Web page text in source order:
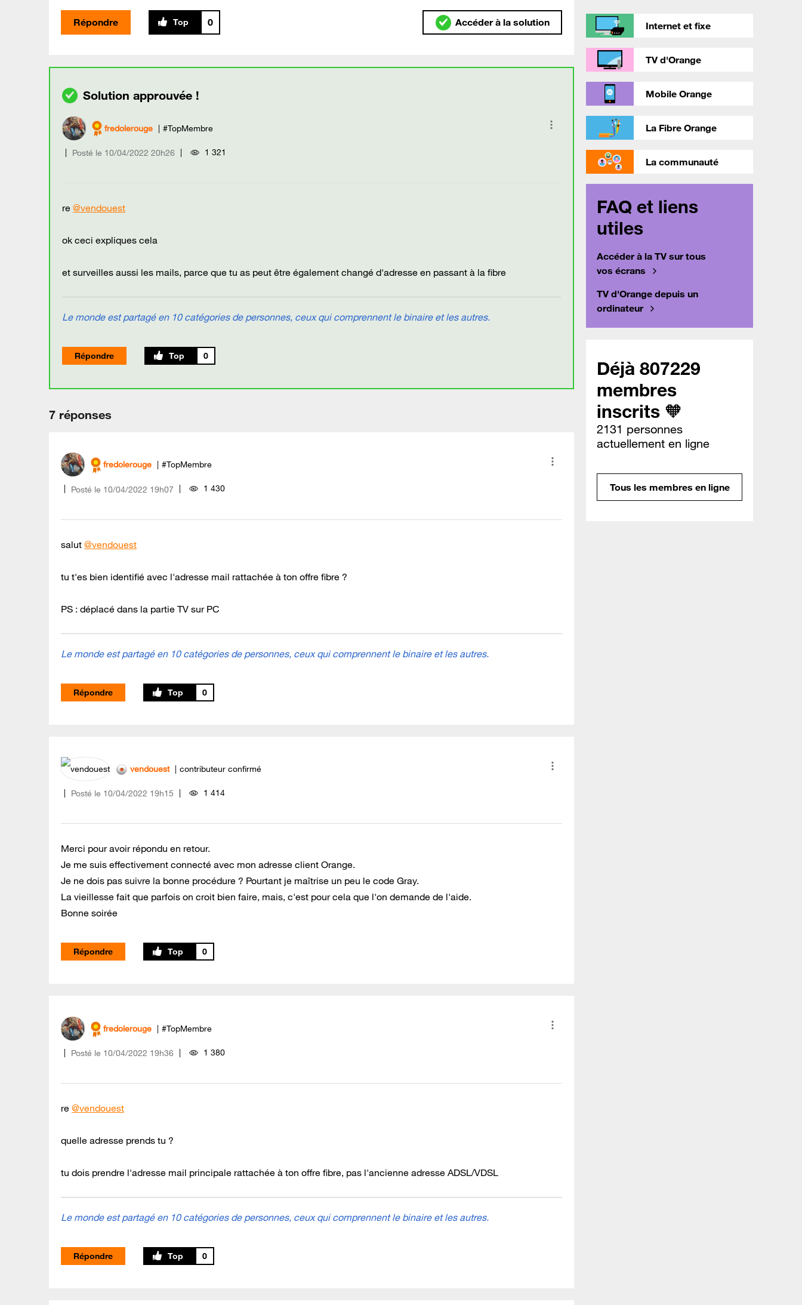
Répondre 0 Accéder à la solution
fredolerouge #TopMembre
Posté le ‎10/04/2022 20h26 1 321
re @vendouest
ok ceci expliques cela
et surveilles aussi les mails, parce que tu as peut être également changé d'adresse en passant à la fibre
Le monde est partagé en 10 catégories de personnes, ceux qui comprennent le binaire et les autres.
Répondre 0
7 réponses
fredolerouge #TopMembre
Posté le ‎10/04/2022 19h07 1 430
salut @vendouest
tu t'es bien identifié avec l'adresse mail rattachée à ton offre fibre ?
PS : déplacé dans la partie TV sur PC
Le monde est partagé en 10 catégories de personnes, ceux qui comprennent le binaire et les autres.
Répondre 0
vendouest contributeur confirmé
Posté le ‎10/04/2022 19h15 1 414
Merci pour avoir répondu en retour.
Je me suis effectivement connecté avec mon adresse client Orange.
Je ne dois pas suivre la bonne procédure ? Pourtant je maîtrise un peu le code Gray.
La vieillesse fait que parfois on croit bien faire, mais, c'est pour cela que l'on demande de l'aide.
Bonne soirée
Répondre 0
fredolerouge #TopMembre
Posté le ‎10/04/2022 19h36 1 380
re @vendouest
quelle adresse prends tu ?
tu dois prendre l'adresse mail principale rattachée à ton offre fibre, pas l'ancienne adresse ADSL/VDSL
Le monde est partagé en 10 catégories de personnes, ceux qui comprennent le binaire et les autres.
Répondre 0
Internet et fixe
TV d'Orange
Mobile Orange
La Fibre Orange
La communauté
FAQ et liens
utiles
Accéder à la TV sur tous
vos écrans
TV d'Orange depuis un
ordinateur
Déjà 807229
membres
inscrits 🧡
2131 personnes
actuellement en ligne
Tous les membres en ligne